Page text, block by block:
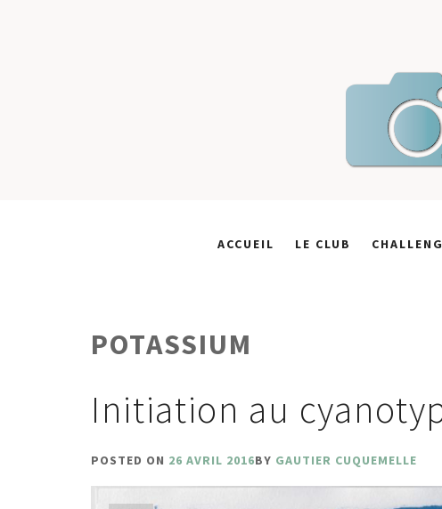
ACCUEIL LE CLUB
POTASSIUM
Initiation au
POSTED ON 26 AVRIL 2016BY GAUTIER CUQUEMELLE